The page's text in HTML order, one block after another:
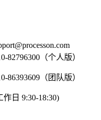
82796300（个人版）
86393609（团队版）
作日 9:30-18:30)